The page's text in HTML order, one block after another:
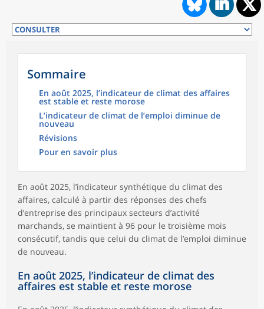
Sommaire
En août 2025, l’indicateur de climat des affaires
est stable et reste morose
L’indicateur de climat de l’emploi diminue de
nouveau
Révisions
Pour en savoir plus
En août 2025, l’indicateur synthétique du climat des
affaires, calculé à partir des réponses des chefs
d’entreprise des principaux secteurs d’activité
marchands, se maintient à 96 pour le troisième mois
consécutif, tandis que celui du climat de l’emploi diminue
de nouveau.
En août 2025, l’indicateur de climat des
affaires est stable et reste morose